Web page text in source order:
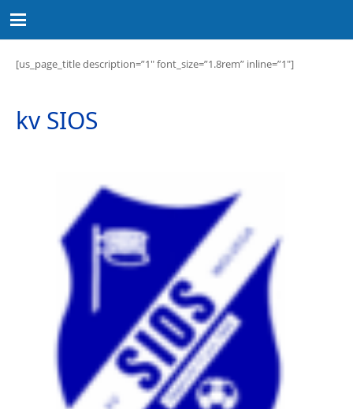
[us_page_title description=”1″ font_size=”1.8rem” inline=”1″]
kv SIOS